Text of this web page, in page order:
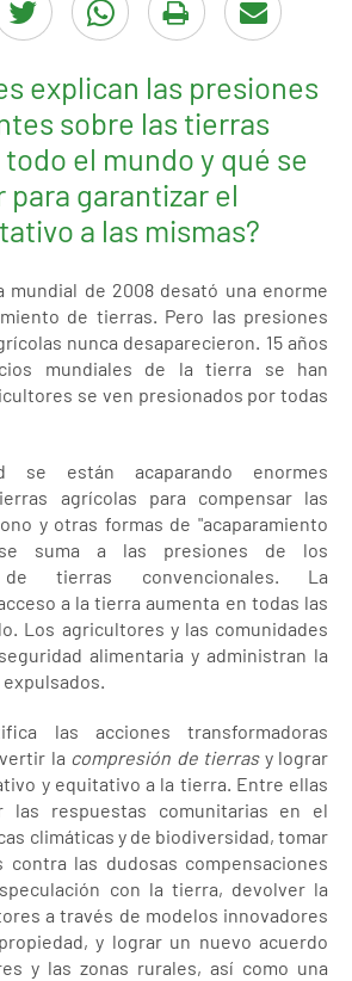
explican las presiones
sobre las tierras
el mundo y qué se
para garantizar el
a las mismas?
mundial de 2008 desató una enorme
de tierras. Pero las presiones
nunca desaparecieron. 15 años
mundiales de la tierra se han
se ven presionados por todas
se están acaparando enormes
agrícolas para compensar las
y otras formas de "acaparamiento
suma a las presiones de los
de tierras convencionales. La
a la tierra aumenta en todas las
Los agricultores y las comunidades
alimentaria y administran la
las acciones transformadoras
la compresión de tierrasy lograr
y equitativo a la tierra. Entre ellas
las respuestas comunitarias en el
climáticas y de biodiversidad, tomar
contra las dudosas compensaciones
con la tierra, devolver la
a través de modelos innovadores
y lograr un nuevo acuerdo
y las zonas rurales, así como una